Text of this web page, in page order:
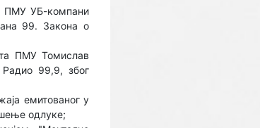
ПМУ УБ-компани
99. Закона о
ПМУ Томислав
99,9, због
емитованог у
одлуке;